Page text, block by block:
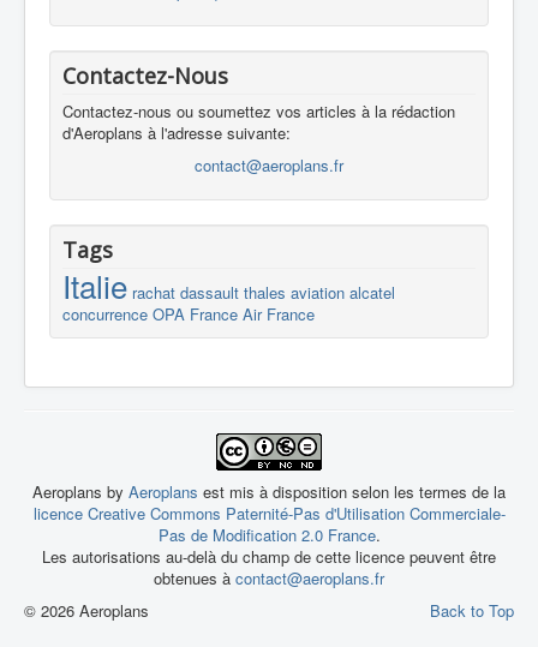
Contactez-Nous
Contactez-nous ou soumettez vos articles à la rédaction
d'Aeroplans à l'adresse suivante:
contact@aeroplans.fr
Tags
Italie rachat dassault thales aviation alcatel
concurrence OPA France Air France
Aeroplans by Aeroplans est mis à disposition selon les termes de la
licence Creative Commons Paternité-Pas d'Utilisation Commerciale-
Pas de Modification 2.0 France.
Les autorisations au-delà du champ de cette licence peuvent être
obtenues à contact@aeroplans.fr
Back to Top
© 2026 Aeroplans